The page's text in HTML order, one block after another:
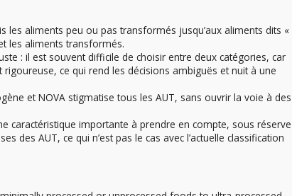
aliments peu ou pas transformés jusqu’aux aliments dits «
les aliments transformés.
: il est souvent difficile de choisir entre deux catégories, car
ce qui rend les décisions ambiguës et nuit à une
et NOVA stigmatise tous les AUT, sans ouvrir la voie à des
importante à prendre en compte, sous réserve
des AUT, ce qui n’est pas le cas avec l’actuelle classification